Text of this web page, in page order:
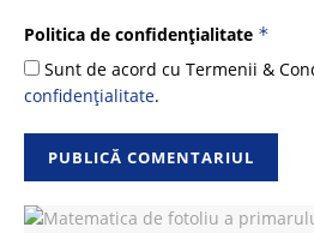
Politica de confidențialitate *
Sunt de acord cu Termenii &
confidențialitate.